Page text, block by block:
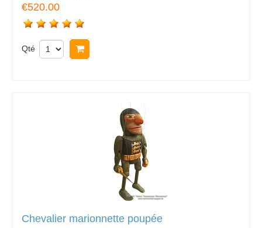
€520.00
Qté
Chevalier marionnette poupée